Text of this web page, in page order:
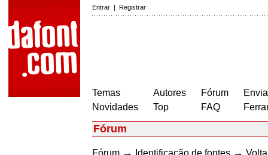
Entrar | Registrar
Temas
Novidades
Autores
Top
Fórum
FAQ
Fórum
Fórum → Identificação de fontes →